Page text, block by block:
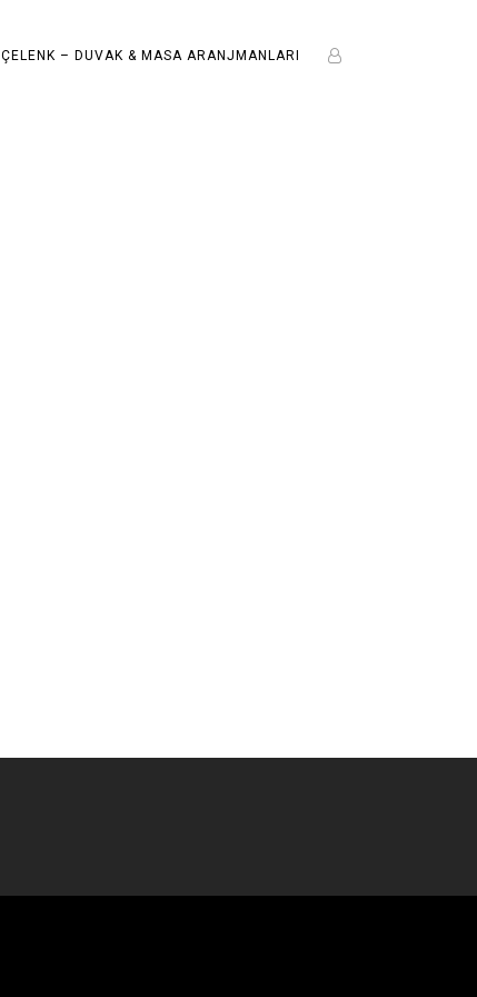
ÇELENK – DUVAK & MASA ARANJMANLARI